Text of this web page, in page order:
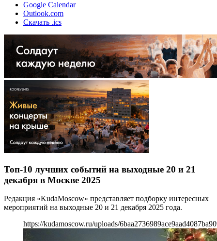
Google Calendar
Outlook.com
Скачать .ics
Топ-10 лучших событий на выходные 20 и 21
декабря в Москве 2025
Редакция «KudaMoscow» представляет подборку интересных
мероприятий на выходные 20 и 21 декабря 2025 года.
https://kudamoscow.ru/uploads/